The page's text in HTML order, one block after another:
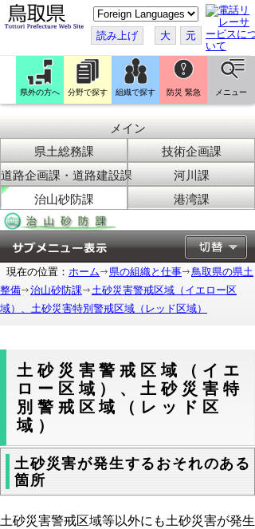
こ
の
ペ
ー
ジ
翻
訳
す
読み上げ 大 元
県外の方へ 分野で探す 組織で探す 防災 緊急 メニュー
メイン
県土総務課
技術企画課
道路企画課・道路建設課
河川課
治山砂防課
港湾課
現在の位置： ホーム 県の組織と仕事
鳥取県の県土
整備
治山砂防課
土砂災害警戒区域（イエロー区
域）、土砂災害特別警戒区域（レッド区域）
土砂災害警戒区域（イエ
ロー区域）、土砂災害特
別警戒区域（レッド区
域）
土砂災害が発生するおそれのある
箇所
土砂災害警戒区域等以外にも土砂災害が発生